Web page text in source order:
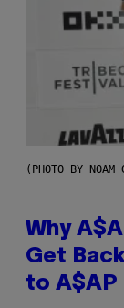
(PHOTO BY
Why
Get
to A$AP